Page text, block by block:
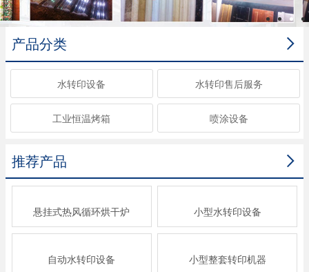

产品分类
水转印设备 水转印售后服务
工业恒温烤箱 喷涂设备

推荐产品
悬挂式热风循环烘干炉 小型水转印设备
自动水转印设备 小型整套转印机器